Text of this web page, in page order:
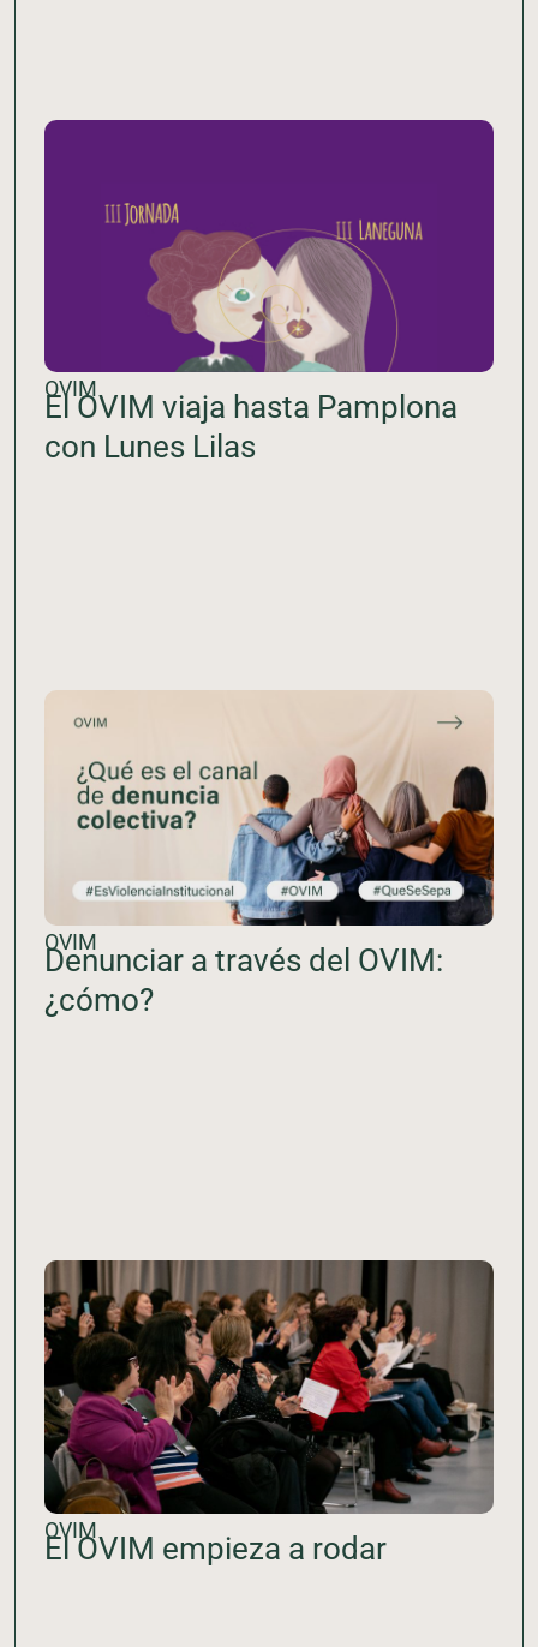
OVIM
El OVIM viaja hasta Pamplona
con Lunes Lilas
OVIM
Denunciar a través del OVIM:
¿cómo?
OVIM
El OVIM empieza a rodar